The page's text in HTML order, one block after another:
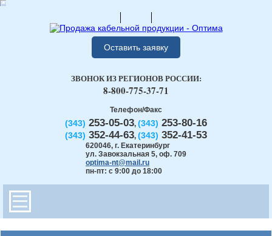
Оставить заявку
Телефон/Факс
(343) 253-05-03, (343) 253-80-16
(343) 352-44-63, (343) 352-41-53
620046, г. Екатеринбург
ул. Завокзальная 5, оф. 709
optima-nt@mail.ru
пн-пт: с 9:00 до 18:00
ЗВОНОК ИЗ РЕГИОНОВ РОССИИ:
8-800-775-37-71